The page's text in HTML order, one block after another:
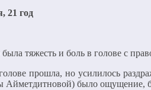
21 год
была тяжесть и боль в голове с
прошла, но усилилось
Айметдитновой) было ощущение,